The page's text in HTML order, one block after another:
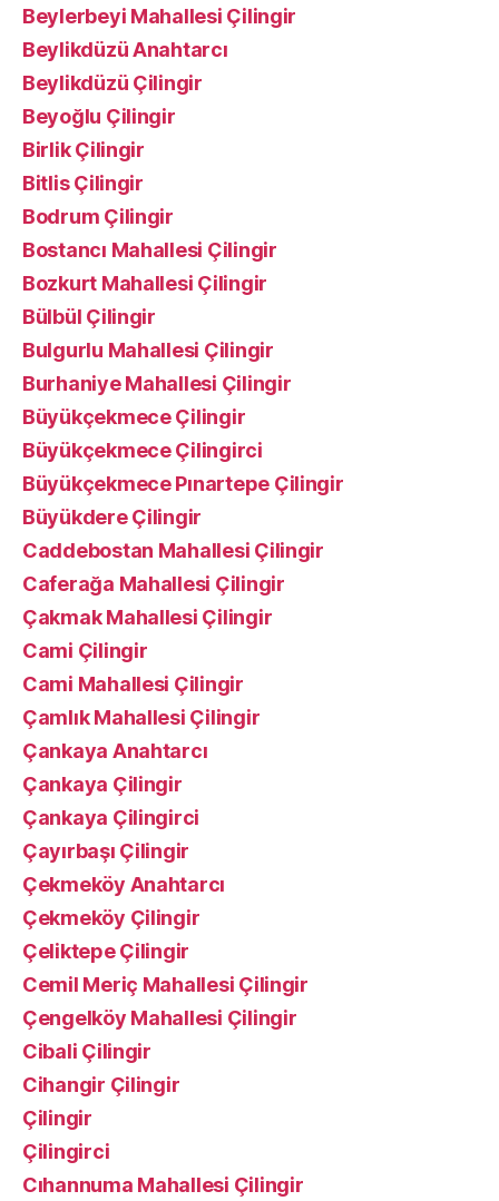
Beylerbeyi Mahallesi Çilingir
Beylikdüzü Anahtarcı
Beylikdüzü Çilingir
Beyoğlu Çilingir
Birlik Çilingir
Bitlis Çilingir
Bodrum Çilingir
Bostancı Mahallesi Çilingir
Bozkurt Mahallesi Çilingir
Bülbül Çilingir
Bulgurlu Mahallesi Çilingir
Burhaniye Mahallesi Çilingir
Büyükçekmece Çilingir
Büyükçekmece Çilingirci
Büyükçekmece Pınartepe Çilingir
Büyükdere Çilingir
Caddebostan Mahallesi Çilingir
Caferağa Mahallesi Çilingir
Çakmak Mahallesi Çilingir
Cami Çilingir
Cami Mahallesi Çilingir
Çamlık Mahallesi Çilingir
Çankaya Anahtarcı
Çankaya Çilingir
Çankaya Çilingirci
Çayırbaşı Çilingir
Çekmeköy Anahtarcı
Çekmeköy Çilingir
Çeliktepe Çilingir
Cemil Meriç Mahallesi Çilingir
Çengelköy Mahallesi Çilingir
Cibali Çilingir
Cihangir Çilingir
Çilingir
Çilingirci
Cıhannuma Mahallesi Çilingir